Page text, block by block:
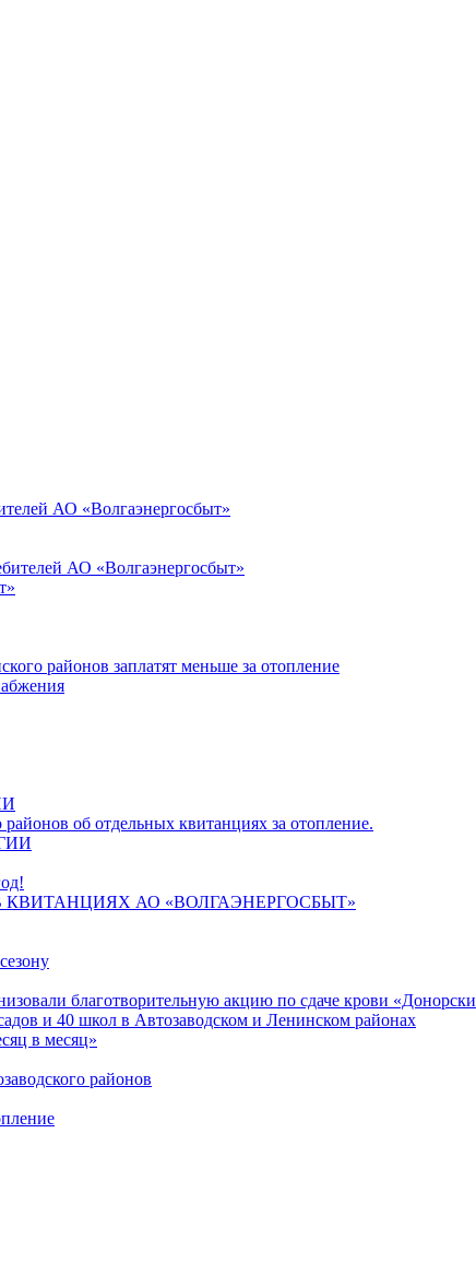
АО «Волгаэнергосбыт»
АО «Волгаэнергосбыт»
районов заплатят меньше за отопление
об отдельных квитанциях за отопление.
КВИТАНЦИЯХ АО «ВОЛГАЭНЕРГОСБЫТ»
благотворительную акцию по сдаче крови «Донорски
и 40 школ в Автозаводском и Ленинском районах
в месяц»
районов